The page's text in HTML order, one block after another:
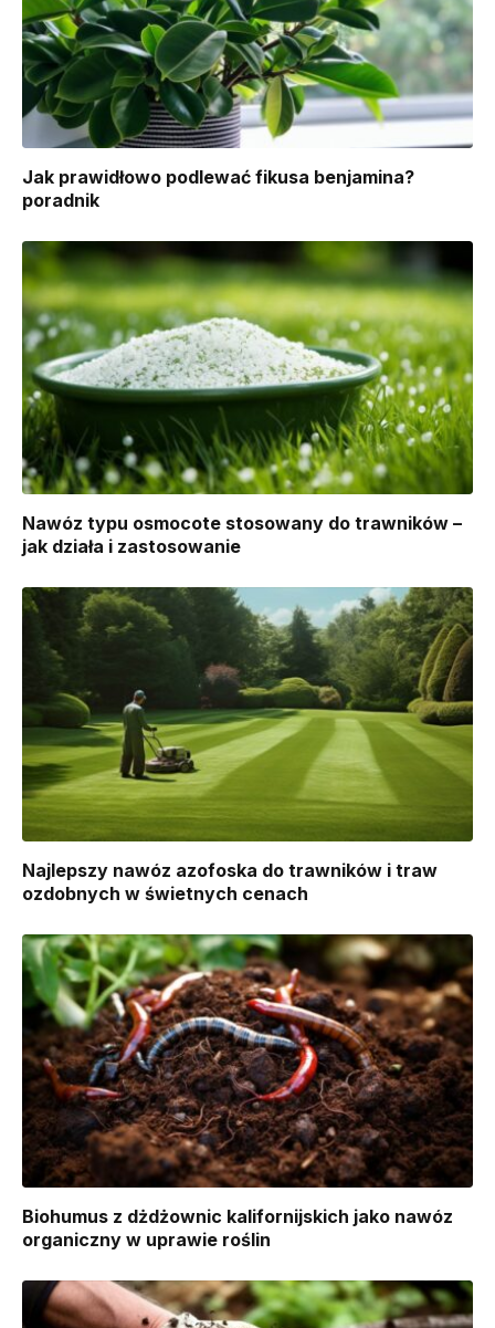
Jak prawidłowo podlewać fikusa benjamina?
poradnik
Nawóz typu osmocote stosowany do trawników –
jak działa i zastosowanie
Najlepszy nawóz azofoska do trawników i traw
ozdobnych w świetnych cenach
Biohumus z dżdżownic kalifornijskich jako nawóz
organiczny w uprawie roślin